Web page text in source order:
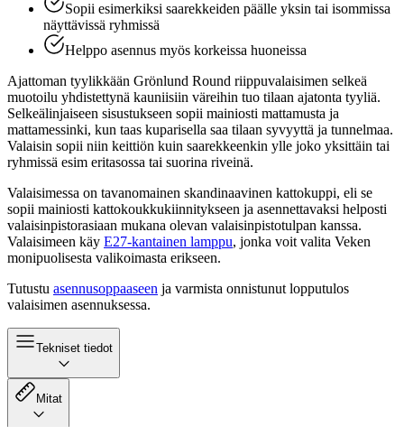
Sopii esimerkiksi saarekkeiden päälle yksin tai isommissa
näyttävissä ryhmissä
Helppo asennus myös korkeissa huoneissa
Ajattoman tyylikkään Grönlund Round riippuvalaisimen selkeä
muotoilu yhdistettynä kauniisiin väreihin tuo tilaan ajatonta tyyliä.
Selkeälinjaiseen sisustukseen sopii mainiosti mattamusta ja
mattamessinki, kun taas kuparisella saa tilaan syvyyttä ja tunnelmaa.
Valaisin sopii niin keittiön kuin saarekkeenkin ylle joko yksittäin tai
ryhmissä esim eritasossa tai suorina riveinä.
Valaisimessa on tavanomainen skandinaavinen kattokuppi, eli se
sopii mainiosti kattokoukkukiinnitykseen ja asennettavaksi helposti
valaisinpistorasiaan mukana olevan valaisinpistotulpan kanssa.
Valaisimeen käy E27-kantainen lamppu, jonka voit valita Veken
monipuolisesta valikoimasta erikseen.
Tutustu asennusoppaaseen ja varmista onnistunut lopputulos
valaisimen asennuksessa.
Tekniset tiedot
Mitat